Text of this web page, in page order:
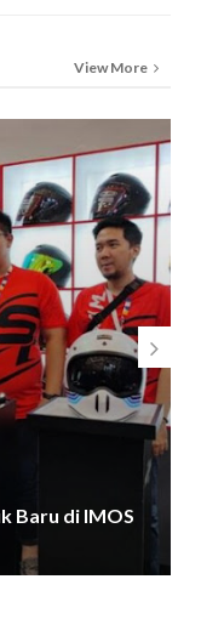
View More
Baru di IMOS